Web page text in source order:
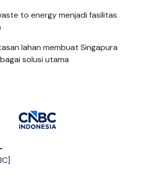
to energy menjadi fasilitas
lahan membuat Singapura
solusi utama